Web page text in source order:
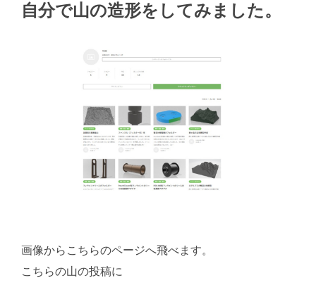
自分で山の造形をしてみました。
画像からこちらのページへ飛べます。
こちらの山の投稿に